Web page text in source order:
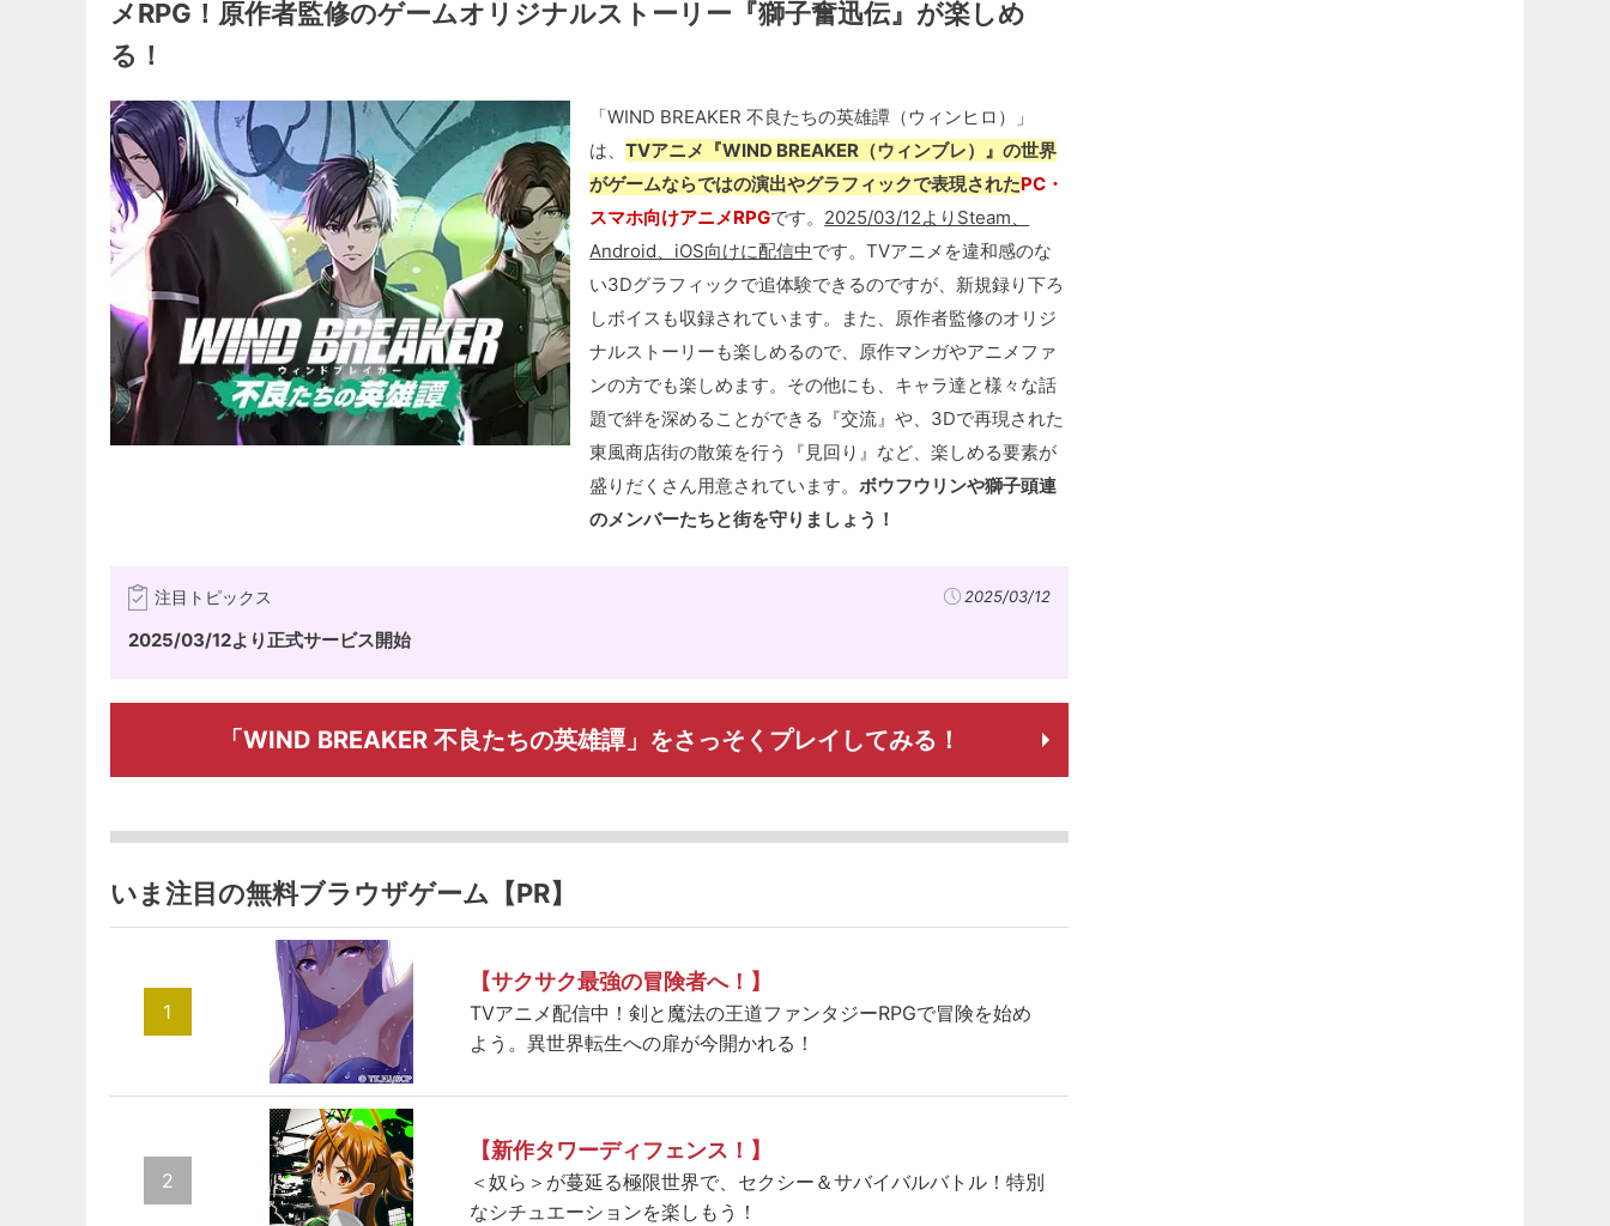
メRPG！原作者監修のゲームオリジナルストーリー『獅子奮迅伝』が楽しめ
る！
「WIND BREAKER 不良たちの英雄譚（ウィンヒロ）」
は、TVアニメ『WIND BREAKER（ウィンブレ）』の世界
がゲームならではの演出やグラフィックで表現されたPC・
スマホ向けアニメRPGです。 2025/03/12よりSteam、
Android、iOS向けに配信中です。TVアニメを違和感のな
い3Dグラフィックで追体験できるのですが、新規録り下ろ
しボイスも収録されています。また、原作者監修のオリジ
ナルストーリーも楽しめるので、原作マンガやアニメファ
ンの方でも楽しめます。その他にも、キャラ達と様々な話
題で絆を深めることができる『交流』や、3Dで再現された
東風商店街の散策を行う『見回り』など、楽しめる要素が
盛りだくさん用意されています。ボウフウリンや獅子頭連
のメンバーたちと街を守りましょう！
注目トピックス 2025/03/12
2025/03/12より正式サービス開始
「WIND BREAKER 不良たちの英雄譚」をさっそくプレイしてみる！
いま注目の無料ブラウザゲーム【PR】
1
【サクサク最強の冒険者へ！】
TVアニメ配信中！剣と魔法の王道ファンタジーRPGで冒険を始め
よう。異世界転生への扉が今開かれる！
2
【新作タワーディフェンス！】
＜奴ら＞が蔓延る極限世界で、セクシー＆サバイバルバトル！特別
なシチュエーションを楽しもう！